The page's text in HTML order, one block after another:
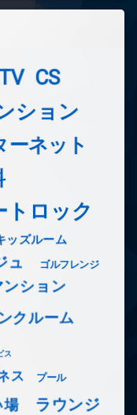
CS
ション
ーネット
トロック
ッズルーム
ュ ゴルフレンジ
ンション
クルーム
ス
ス プール
場 ラウンジ